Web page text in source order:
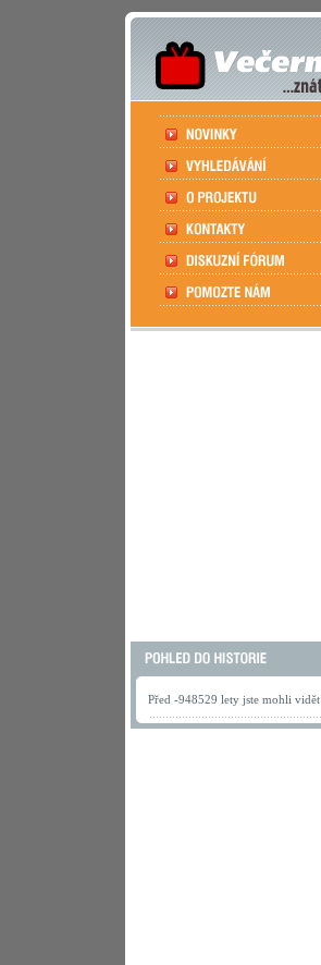
Před -948529 lety jste mohli vidět .